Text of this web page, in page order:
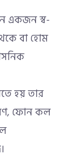
একজন স্ব-
বা হোম
হয় তার
ফোন কল